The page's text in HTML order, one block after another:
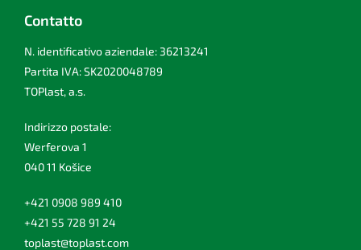
Contatto
N. identificativo aziendale: 36213241
Partita IVA: SK2020048789
TOPlast, a.s.
Indirizzo postale:
Werferova 1
040 11 Košice
+421 0908 989 410
+421 55 728 91 24
toplast@toplast.com